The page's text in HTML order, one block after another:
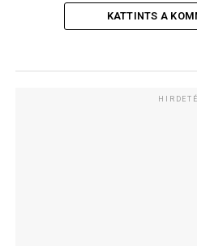
KATTINTS A